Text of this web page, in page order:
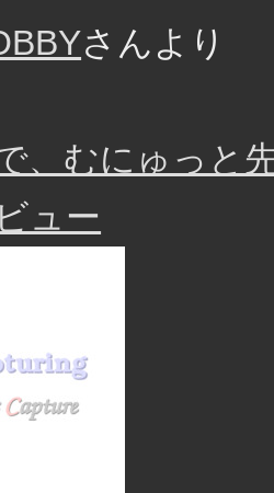
さんより
、むにゅっと
ュー